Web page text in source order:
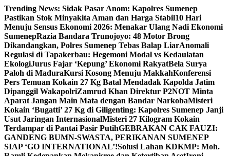
Skip
to
content
Trending News: Sidak Pasar Anom: Kapolres Sumenep
Pastikan Stok Minyakita Aman dan Harga Stabil10 Hari
Menuju Sensus Ekonomi 2026: Menakar Ulang Nadi Ekonomi
SumenepRazia Bandara Trunojoyo: 48 Motor Brong
Dikandangkan, Polres Sumenep Tebas Balap LiarAnomali
Regulasi di Tapakerbau: Hegemoni Modal vs Kedaulatan
EkologiJurus Fajar ‘Kepung’ Ekonomi RakyatBela Surya
Paloh di MaduraKursi Kosong Menuju MakkahKonferensi
Pers Temuan Kokain 27 Kg Batal Mendadak Kapolda Jatim
Dipanggil WakapolriZamrud Khan Direktur P2NOT Minta
Aparat Jangan Main Mata dengan Bandar NarkobaMisteri
Kokain ‘Bugatti’ 27 Kg di Giligenting: Kapolres Sumenep Janji
Usut Jaringan InternasionalMisteri 27 Kilogram Kokain
Terdampar di Pantai Pasir PutihGEBRAKAN CAK FAUZI:
GANDENG BUMN-SWASTA, PERIKANAN SUMENEP
SIAP ‘GO INTERNATIONAL’!Solusi Lahan KDKMP: Moh.